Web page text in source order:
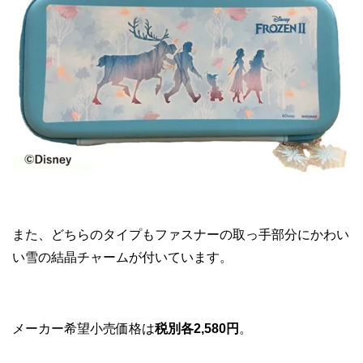
また、どちらのタイプもファスナーの取っ手部分にかわい
い雪の結晶チャームが付いています。
メーカー希望小売価格は税別各2,580円 。